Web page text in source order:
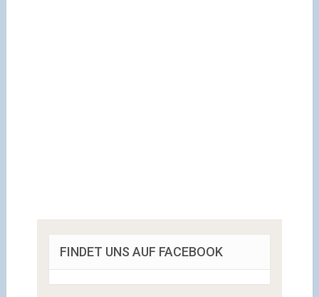
FINDET UNS AUF FACEBOOK